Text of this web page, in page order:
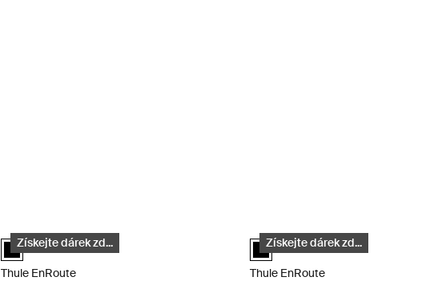
Thule EnRoute cestovní batoh 30 l Black
Získejte dárek zd...
Thule EnRoute backpack 30L Černá (selected)
Thule EnRoute
Thule EnRoute batoh 21 l Black
Získejte dárek zd...
Thule EnRoute backpack 21L Černá
Thule EnRoute